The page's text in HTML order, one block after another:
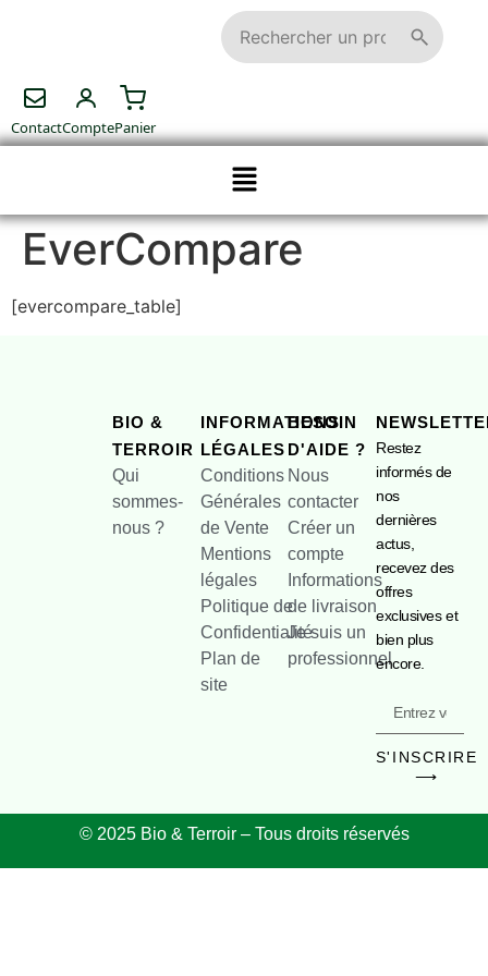
ContactComptePanier
EverCompare
[evercompare_table]
BIO &
TERROIR
Qui
sommes-
nous ?
INFORMATIONS
LÉGALES
Conditions
Générales
de Vente
Mentions
légales
Politique de
Confidentialité
Plan de
site
BESOIN
D'AIDE ?
Nous
contacter
Créer un
compte
Informations
de livraison
Je suis un
professionnel
Restez
informés de
nos
dernières
actus,
recevez des
offres
exclusives et
bien plus
encore.
S'INSCRIRE
⟶
© 2025 Bio & Terroir – Tous droits réservés